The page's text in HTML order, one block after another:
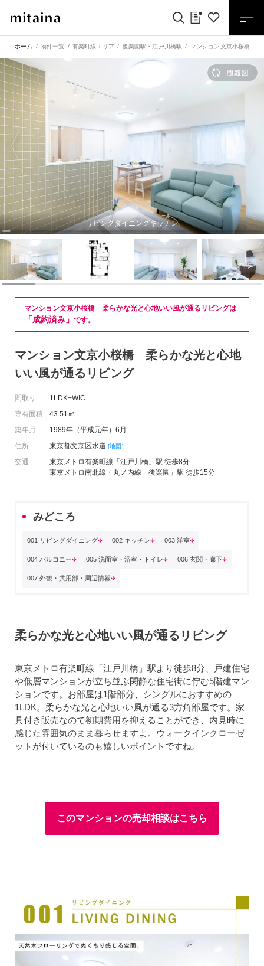
ホーム 物件一覧 有楽町線エリア 後楽園駅 ・江戸川橋駅 マンション文京小桜橋 柔
リビングダイニングキッチン
マンション文京小桜橋 柔らかな光と心地いい風が通るリビングは
「成約済み」 です。
マンション文京小桜橋 柔らかな光と心地
いい風が通るリビング
間取り
1LDK+WIC
専有面積
43.51㎡
築年月
1989年（平成元年）6月
住所
東京都文京区水道 [地図]
交通
東京メトロ有楽町線「江戸川橋」駅 徒歩8分
東京メトロ南北線・丸ノ内線「後楽園」駅 徒歩15分
みどころ
001 リビングダイニング 002 キッチン 003 洋室
004 バルコニー 005 洗面室・浴室・トイレ 006 玄関・廊下
007 外観・共用部・周辺情報
柔らかな光と心地いい風が通るリビング
東京メトロ有楽町線「江戸川橋」駅より徒歩8分、戸建住宅
や低層マンションが立ち並ぶ閑静な住宅街に佇む5階建マン
ションです。お部屋は1階部分、シングルにおすすめの
1LDK。柔らかな光と心地いい風が通る3方角部屋です。家
具付き販売なので初期費用を抑えることができ、内見時に
感じた雰囲気のまま暮らせますよ。ウォークインクローゼ
ットが付いているのも嬉しいポイントですね。
このマンションの売却相談はこちら